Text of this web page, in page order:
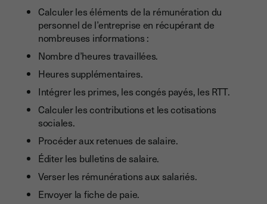
Calculer les éléments de la rémunération du
personnel de l’entreprise en récupérant de
nombreuses informations :
Nombre d’heures travaillées.
Heures supplémentaires.
Intégrer les primes, les congés payés, les RTT.
Calculer les contributions et les cotisations
sociales.
Procéder aux retenues de salaire.
Éditer les bulletins de salaire.
Verser les rémunérations aux salariés.
Envoyer la fiche de paie.